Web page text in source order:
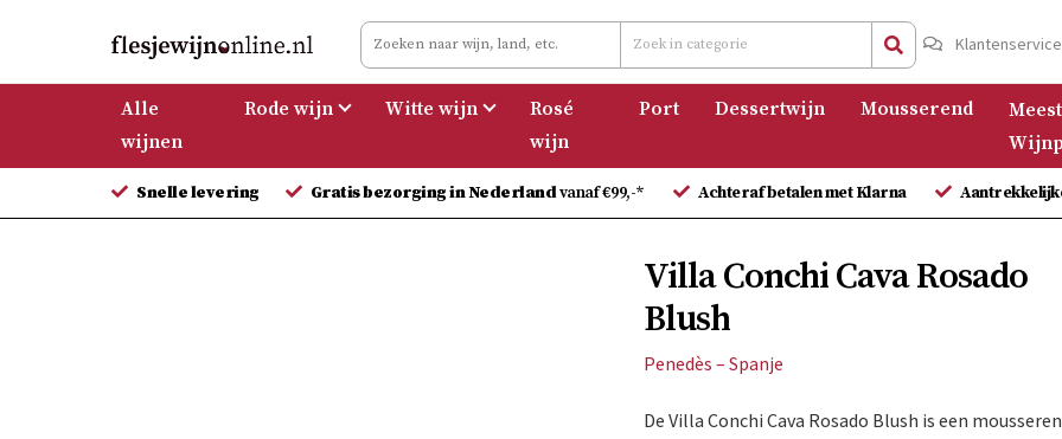
de
Klantenservice
Alle
wijnen
Rode wijn Witte wijn
Rosé
wijn
Port Dessertwijn Mousserend
Snelle levering Gratis bezorging in Nederlandvanaf €99,-* Achteraf betalen met Klarna
Villa Conchi Cava Rosado
Blush
Penedès – Spanje
De Villa Conchi Cava Rosado Blush is een